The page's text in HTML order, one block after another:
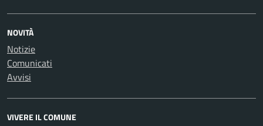
NOVITÀ
Notizie
Comunicati
Avvisi
VIVERE IL COMUNE